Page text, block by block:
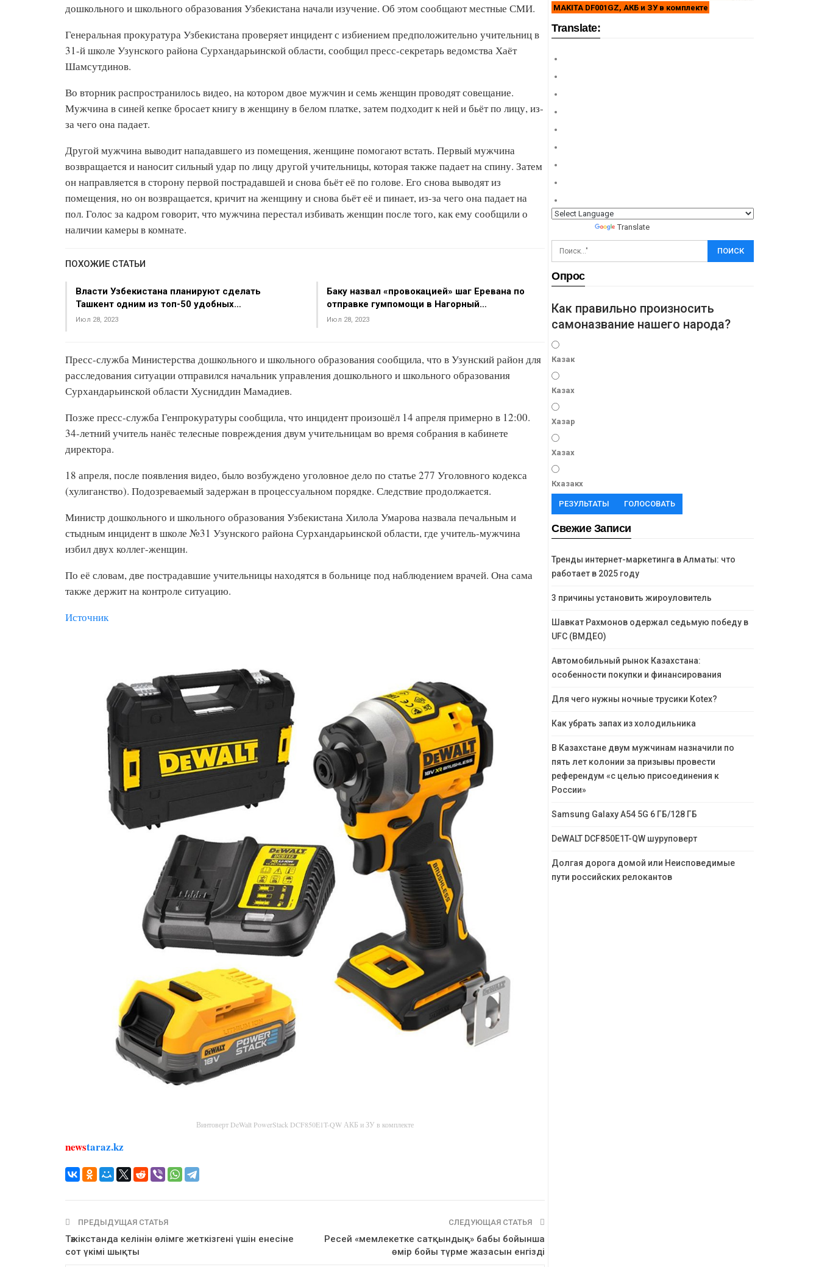
дошкольного и школьного образования Узбекистана начали изучение. Об этом сообщают местные СМИ.
Генеральная прокуратура Узбекистана проверяет инцидент с избиением предположительно учительниц в
31-й школе Узунского района Сурхандарьинской области, сообщил пресс-секретарь ведомства Хаёт
Шамсутдинов.
Во вторник распространилось видео, на котором двое мужчин и семь женщин проводят совещание.
Мужчина в синей кепке бросает книгу в женщину в белом платке, затем подходит к ней и бьёт по лицу, из-
за чего она падает.
Другой мужчина выводит нападавшего из помещения, женщине помогают встать. Первый мужчина
возвращается и наносит сильный удар по лицу другой учительницы, которая также падает на спину. Затем
он направляется в сторону первой пострадавшей и снова бьёт её по голове. Его снова выводят из
помещения, но он возвращается, кричит на женщину и снова бьёт её и пинает, из-за чего она падает на
пол. Голос за кадром говорит, что мужчина перестал избивать женщин после того, как ему сообщили о
наличии камеры в комнате.
ПОХОЖИЕ СТАТЬИ
Власти Узбекистана планируют сделать
Ташкент одним из топ-50 удобных…
Июл 28, 2023
Баку назвал «провокацией» шаг Еревана по
отправке гумпомощи в Нагорный…
Июл 28, 2023
Пресс-служба Министерства дошкольного и школьного образования сообщила, что в Узунский район для
расследования ситуации отправился начальник управления дошкольного и школьного образования
Сурхандарьинской области Хусниддин Мамадиев.
Позже пресс-служба Генпрокуратуры сообщила, что инцидент произошёл 14 апреля примерно в 12:00.
34-летний учитель нанёс телесные повреждения двум учительницам во время собрания в кабинете
директора.
18 апреля, после появления видео, было возбуждено уголовное дело по статье 277 Уголовного кодекса
(хулиганство). Подозреваемый задержан в процессуальном порядке. Следствие продолжается.
Министр дошкольного и школьного образования Узбекистана Хилола Умарова назвала печальным и
стыдным инцидент в школе №31 Узунского района Сурхандарьинской области, где учитель-мужчина
избил двух коллег-женщин.
По её словам, две пострадавшие учительницы находятся в больнице под наблюдением врачей. Она сама
также держит на контроле ситуацию.
Источник
Винтоверт DeWalt PowerStack DCF850E1T-QW АКБ и ЗУ в комплекте
newstaraz.kz
ПРЕДЫДУЩАЯ СТАТЬЯ
Тәжікстанда келінін өлімге жеткізгені үшін енесіне
сот үкімі шықты
СЛЕДУЮЩАЯ СТАТЬЯ
Ресей «мемлекетке сатқындық» бабы бойынша
өмір бойы түрме жазасын енгізді
MAKITA DF001GZ, АКБ и ЗУ в комплекте
Translate:
Translate
Опрос
Как правильно произносить
самоназвание нашего народа?
Казак
Казах
Хазар
Хазах
Кхазакх
РЕЗУЛЬТАТЫ ГОЛОСОВАТЬ
Свежие Записи
Тренды интернет-маркетинга в Алматы: что
работает в 2025 году
3 причины установить жироуловитель
Шавкат Рахмонов одержал седьмую победу в
UFC (ВМДЕО)
Автомобильный рынок Казахстана:
особенности покупки и финансирования
Для чего нужны ночные трусики Kotex?
Как убрать запах из холодильника
В Казахстане двум мужчинам назначили по
пять лет колонии за призывы провести
референдум «с целью присоединения к
России»
Samsung Galaxy A54 5G 6 ГБ/128 ГБ
DeWALT DCF850E1T-QW шуруповерт
Долгая дорога домой или Неисповедимые
пути российских релокантов